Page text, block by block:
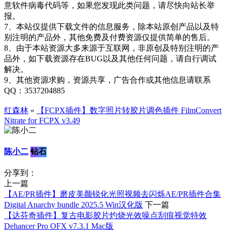
意软件病毒代码等，如果您发现此类问题，请尽快向站长举
报。
7、本站仅提供下载文件的信息服务，除本站原创产品以及特
别注明的产品外，其他免费及付费资源仅提供简单的售后。
8、由于本站资源大多来源于互联网，非原创及特别注明的产
品外，如下载资源存在BUG以及其他任何问题，请自行调试
解决。
9、其他资源求购，资源共享，广告合作或其他信息请联系
QQ：3537204885
红森林 »
【FCPX插件】数字照片转胶片调色插件 FilmConvert
Nitrate for FCPX v3.49
陈小二 钻石
分享到：
上一篇
【AE/PR插件】磨皮美颜锐化光照视频去闪烁AE/PR插件合集
Digital Anarchy bundle 2025.5 Win汉化版 下一篇
【达芬奇插件】复古电影胶片灼烧光效噪点刮痕视觉特效
Dehancer Pro OFX v7.3.1 Mac版